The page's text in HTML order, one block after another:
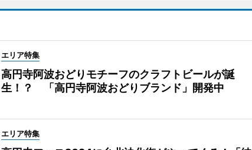
エリア特集
高円寺阿波おどりモチーフのクラフトビールが誕
生！？ 「高円寺阿波おどりブランド」開発中
エリア特集